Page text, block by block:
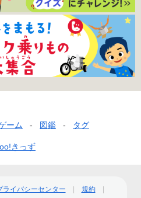
ーム 図鑑 タグ
きっず
ライバシーセンター
規約